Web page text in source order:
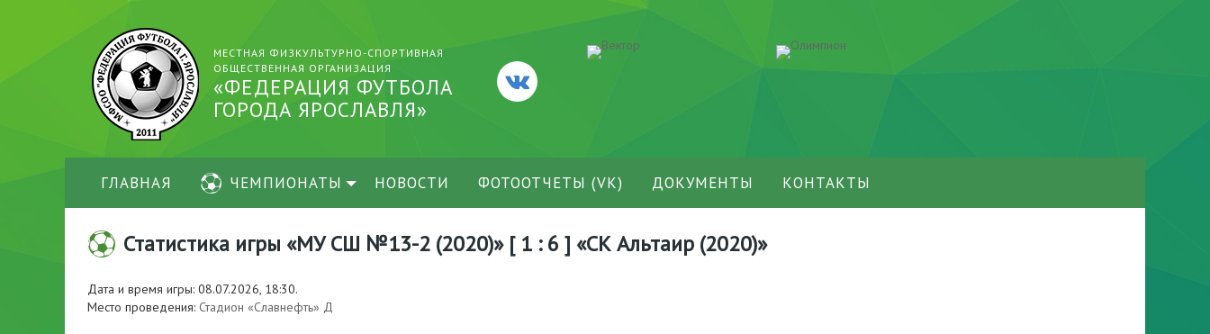
МЕСТНАЯ ФИЗКУЛЬТУРНО-СПОРТИВНАЯ
ОБЩЕСТВЕННАЯ ОРГАНИЗАЦИЯ
«ФЕДЕРАЦИЯ ФУТБОЛА
ГОРОДА ЯРОСЛАВЛЯ»
ГЛАВНАЯ ЧЕМПИОНАТЫ НОВОСТИ ФОТООТЧЕТЫ (VK) ДОКУМЕНТЫ КОНТАКТЫ
Статистика игры «МУ СШ №13-2 (2020)» [ 1 : 6 ] «СК Альтаир (2020)»
Дата и время игры: 08.07.2026, 18:30.
Место проведения: Стадион «Славнефть» Д